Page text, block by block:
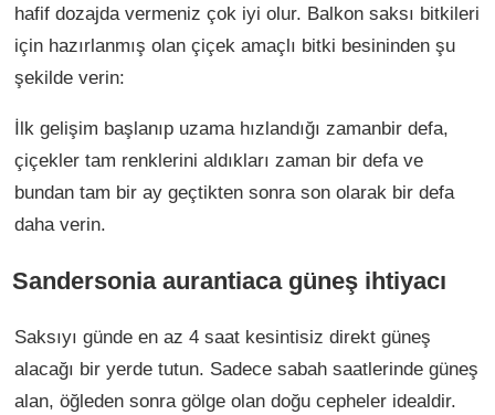
hafif dozajda vermeniz çok iyi olur. Balkon saksı bitkileri
için hazırlanmış olan çiçek amaçlı bitki besininden şu
şekilde verin:
İlk gelişim başlanıp uzama hızlandığı zamanbir defa,
çiçekler tam renklerini aldıkları zaman bir defa ve
bundan tam bir ay geçtikten sonra son olarak bir defa
daha verin.
Sandersonia aurantiaca güneş ihtiyacı
Saksıyı günde en az 4 saat kesintisiz direkt güneş
alacağı bir yerde tutun. Sadece sabah saatlerinde güneş
alan, öğleden sonra gölge olan doğu cepheler idealdir.